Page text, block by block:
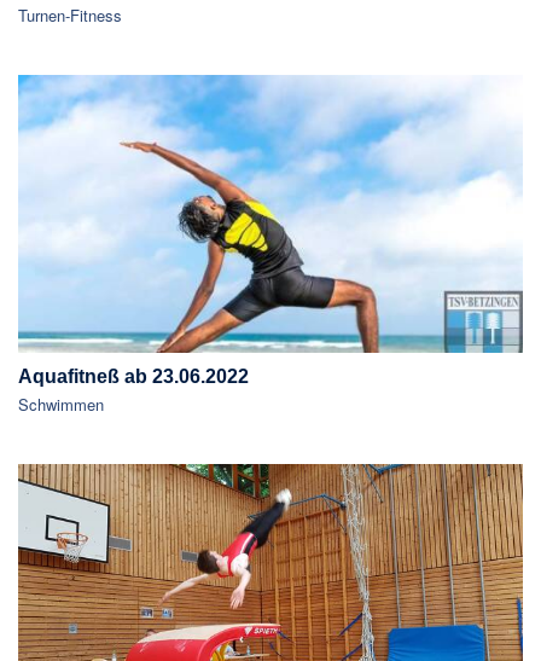
Turnen-Fitness
Aquafitneß ab 23.06.2022
Schwimmen